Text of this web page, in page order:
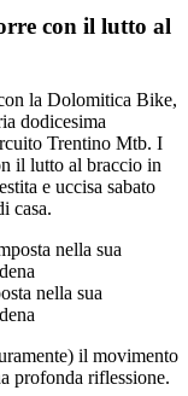
con il lutto al
la Dolomitica Bike,
dodicesima
Trentino Mtb. I
il lutto al braccio in
e uccisa sabato
casa.
nella sua
il movimento
profonda riflessione.